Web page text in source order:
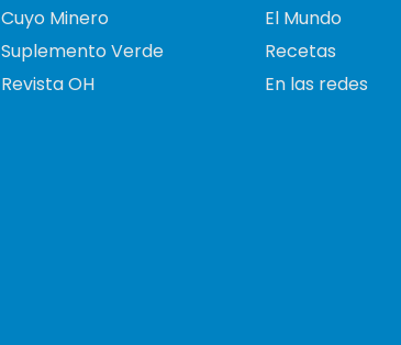
Cuyo Minero
Suplemento Verde
Revista OH
El Mundo
Recetas
En las redes